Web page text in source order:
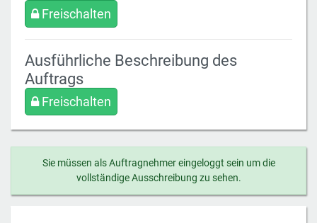
Freischalten
Ausführliche Beschreibung des
Auftrags
Freischalten
Sie müssen als Auftragnehmer eingeloggt sein um die
vollständige Ausschreibung zu sehen.